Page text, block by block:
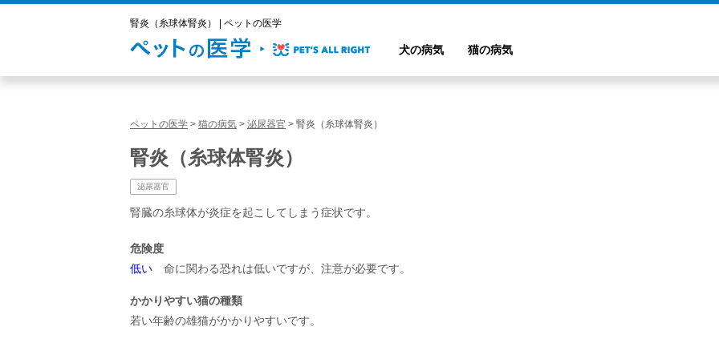
腎炎（糸球体腎炎） | ペットの医学
犬の病気 猫の病気
ペットの医学 > 猫の病気 > 泌尿器官 > 腎炎（糸球体腎炎）
腎炎（糸球体腎炎）
泌尿器官
腎臓の糸球体が炎症を起こしてしまう症状です。
危険度
低い 命に関わる恐れは低いですが、注意が必要です。
かかりやすい猫の種類
若い年齢の雄猫がかかりやすいです。